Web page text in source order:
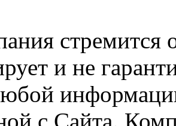
стремится
и не
с Сайта.